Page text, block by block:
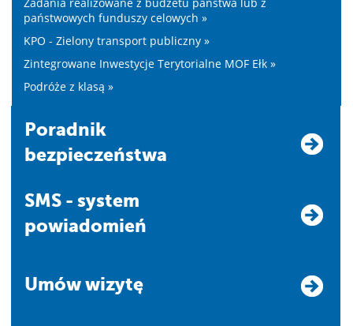
państwowych funduszy celowych »
KPO - Zielony transport publiczny »
Zintegrowane Inwestycje Terytorialne MOF Ełk »
Podróże z klasą »
Poradnik
bezpieczeństwa
SMS - system
powiadomień
Umów wizytę